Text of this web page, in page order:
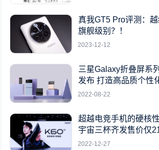
真我GT5 Pro评测：
旗舰级别？！
2023-12-12
三星Galaxy折叠屏系
发布 打造高品质个性
2022-08-22
超越电竞手机的硬核
宇宙三杯齐发售价仅
2022-12-27